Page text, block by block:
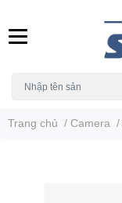
Trang chủ / Camera /